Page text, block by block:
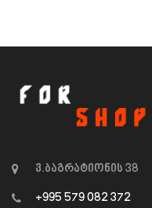
ვ.ბაგრატიონის 38
+995 579 082 372